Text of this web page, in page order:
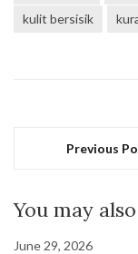
kulit bersisik
Previous
You may
June 29, 2026